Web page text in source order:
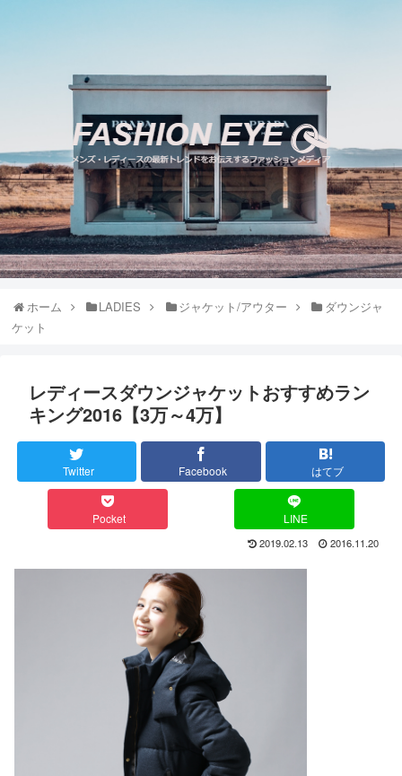
ホーム LADIES ジャケット/アウター
ダウンジャ
ケット
レディースダウンジャケットおすすめラン
キング2016【3万～4万】
Twitter Facebook はてブ
Pocket LINE
2019.02.13 2016.11.20